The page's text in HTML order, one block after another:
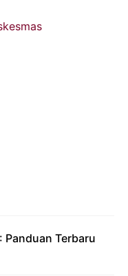
Panduan Terbaru